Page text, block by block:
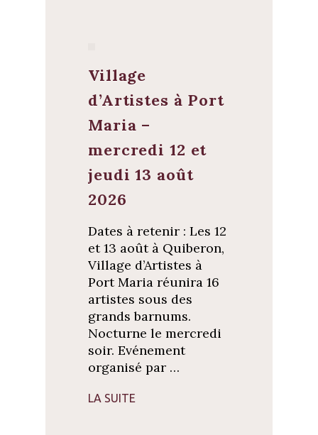
Village
d’Artistes à Port
Maria –
mercredi 12 et
jeudi 13 août
2026
Dates à retenir : Les 12
et 13 août à Quiberon,
Village d’Artistes à
Port Maria réunira 16
artistes sous des
grands barnums.
Nocturne le mercredi
soir. Evénement
organisé par …
LA SUITE